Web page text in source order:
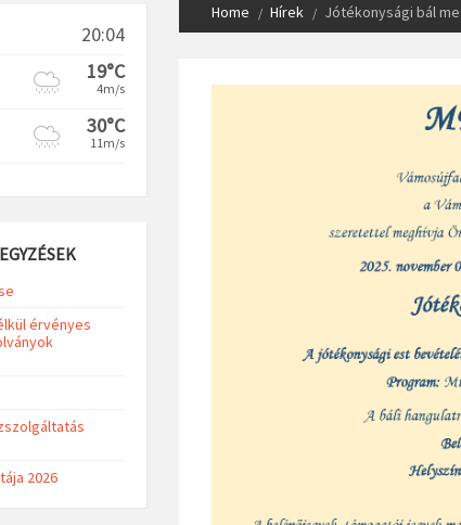
Home Hírek Jótékonysági bál
20:04
19°C
4m/s
30°C
11m/s
érvényes
2026